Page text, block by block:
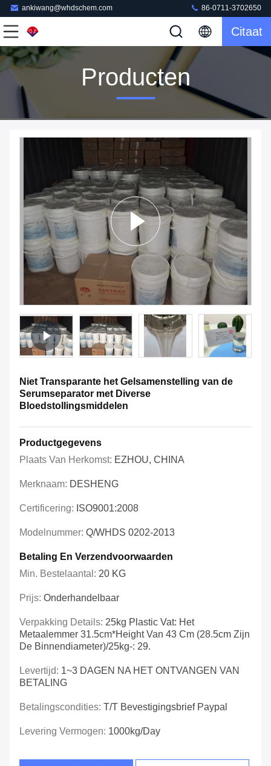
ankiwang@whdschem.com 86-0711-3702650
Citaat
Producten
Niet Transparante het Gelsamenstelling van de
Serumseparator met Diverse
Bloedstollingsmiddelen
Productgegevens
Plaats Van Herkomst: EZHOU, CHINA
Merknaam: DESHENG
Certificering: ISO9001:2008
Modelnummer: Q/WHDS 0202-2013
Betaling En Verzendvoorwaarden
Min. Bestelaantal: 20 KG
Prijs: Onderhandelbaar
Verpakking Details: 25kg Plastic Vat: Het
Metaalemmer 31.5cm*Height Van 43 Cm (28.5cm Zijn
De Binnendiameter)/25kg-: 29.
Levertijd: 1~3 DAGEN NA HET ONTVANGEN VAN
BETALING
Betalingscondities: T/T Bevestigingsbrief Paypal
Levering Vermogen: 1000kg/day